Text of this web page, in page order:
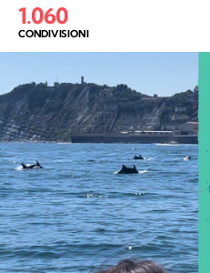
1.060
CONDIVISIONI